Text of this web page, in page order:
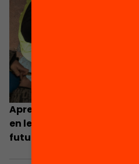
Aprendre a aprendre:
en les condicions
futures?